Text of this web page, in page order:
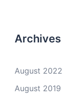
Archives
August 2022
August 2019